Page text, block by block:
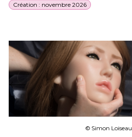
Création : novembre 2026
© Simon Loiseau